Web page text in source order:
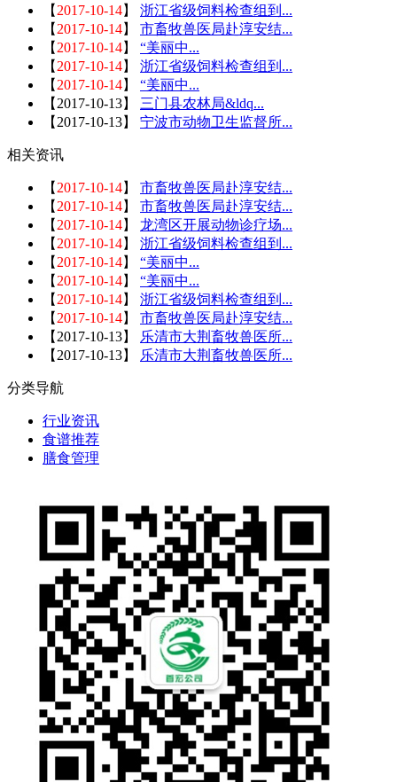
【 2017-10-14】 浙江省级饲料检查组到...
【 2017-10-14】 市畜牧兽医局赴淳安结...
【 2017-10-14】 “美丽中...
【 2017-10-14】 浙江省级饲料检查组到...
【 2017-10-14】 “美丽中...
【 2017-10-13】 三门县农林局&ldq...
【 2017-10-13】 宁波市动物卫生监督所...
相关资讯
【 2017-10-14】 市畜牧兽医局赴淳安结...
【 2017-10-14】 市畜牧兽医局赴淳安结...
【 2017-10-14】 龙湾区开展动物诊疗场...
【 2017-10-14】 浙江省级饲料检查组到...
【 2017-10-14】 “美丽中...
【 2017-10-14】 “美丽中...
【 2017-10-14】 浙江省级饲料检查组到...
【 2017-10-14】 市畜牧兽医局赴淳安结...
【 2017-10-13】
乐清市大荆畜牧兽医所...
【 2017-10-13】 乐清市大荆畜牧兽医所...
分类导航
行业资讯
食谱推荐
膳食管理